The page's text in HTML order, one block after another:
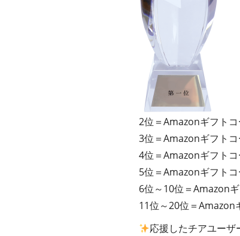
2位＝Amazonギフト
3位＝Amazonギフト
4位＝Amazonギフト
5位＝Amazonギフト
6位～10位＝Amazon
11位～20位＝Amazon
応援したチアユーザ